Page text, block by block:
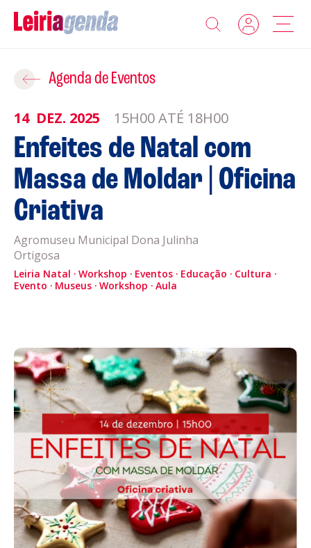
Agenda
Sobre a Leiriagenda
Promotores
Clubes Desportivos
Contactos
Informações
Política de Privacidade
Acompanhe a Leiria Agenda
CULTURA
Agenda de Eventos
14 DEZ. 2025 15H00 ATÉ 18H00
Enfeites de Natal com
Massa de Moldar | Oficina
Criativa
Agromuseu Municipal Dona Julinha
Ortigosa
Leiria Natal Workshop Eventos Educação
Cultura
Evento
Museus Workshop Aula
Adicionar ao Roteiro
ROTEIROS EXISTENTES
CRIAR NOVO
Gravar